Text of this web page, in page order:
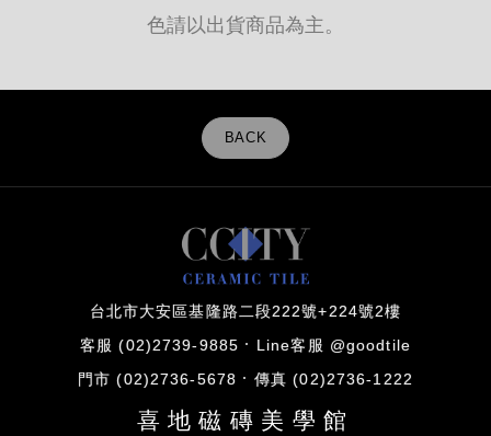
色請以出貨商品為主。
BACK
台北市大安區基隆路二段222號+224號2樓
客服 (02)2739-9885 Line客服 @goodtile
門市 (02)2736-5678 傳真 (02)2736-1222
喜地磁磚美學館